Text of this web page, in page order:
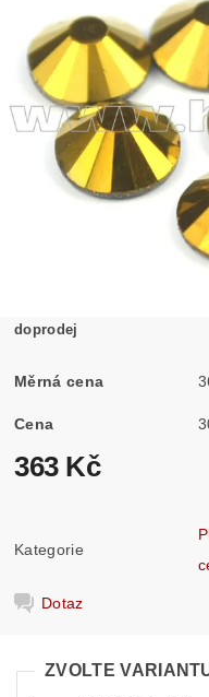
doprodej
Měrná cena
Cena
363 Kč
Kategorie
Dotaz
ZVOLTE